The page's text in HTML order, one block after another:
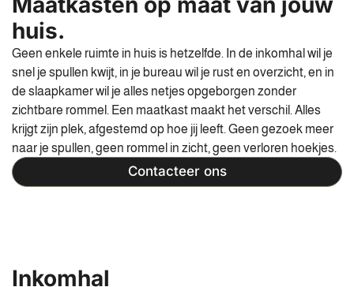
huis.
Geen enkele ruimte in huis is hetzelfde. In de inkomhal wil je
snel je spullen kwijt, in je bureau wil je rust en overzicht, en in
de slaapkamer wil je alles netjes opgeborgen zonder
zichtbare rommel. Een maatkast maakt het verschil. Alles
krijgt zijn plek, afgestemd op hoe jij leeft. Geen gezoek meer
naar je spullen, geen rommel in zicht, geen verloren hoekjes.
Contacteer ons
Inkomhal